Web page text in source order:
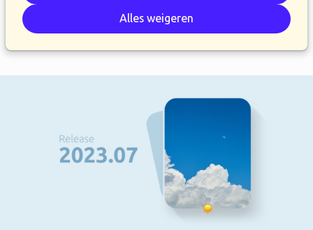
Alles weigeren